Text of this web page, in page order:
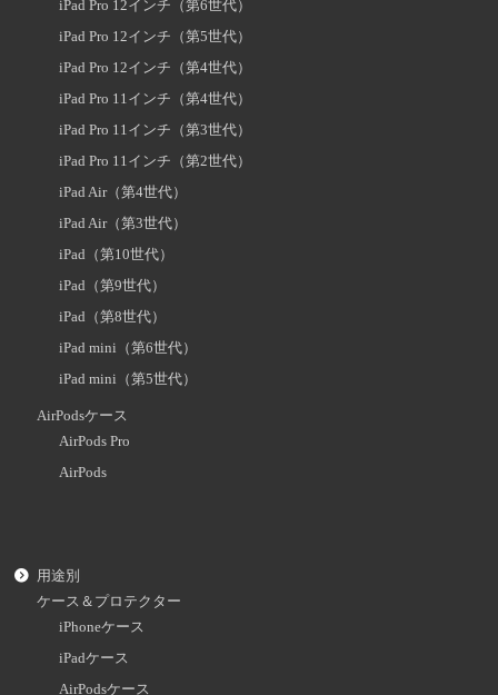
iPad Pro 12インチ（第6世代）
iPad Pro 12インチ（第5世代）
iPad Pro 12インチ（第4世代）
iPad Pro 11インチ（第4世代）
iPad Pro 11インチ（第3世代）
iPad Pro 11インチ（第2世代）
iPad Air（第4世代）
iPad Air（第3世代）
iPad（第10世代）
iPad（第9世代）
iPad（第8世代）
iPad mini（第6世代）
iPad mini（第5世代）
AirPodsケース
AirPods Pro
AirPods
用途別
ケース＆プロテクター
iPhoneケース
iPadケース
AirPodsケース